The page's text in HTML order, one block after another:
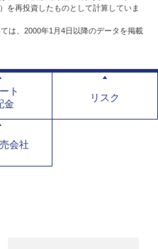
を再投資したものとして計算していま
は、2000年1月4日以降のデータを掲載
ト
金
リスク
会社